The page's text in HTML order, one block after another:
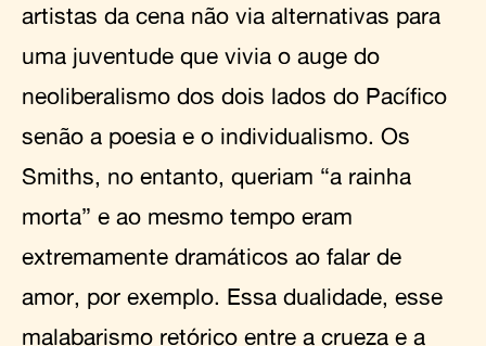
artistas da cena não via alternativas para
uma juventude que vivia o auge do
neoliberalismo dos dois lados do Pacífico
senão a poesia e o individualismo. Os
Smiths, no entanto, queriam “a rainha
morta” e ao mesmo tempo eram
extremamente dramáticos ao falar de
amor, por exemplo. Essa dualidade, esse
malabarismo retórico entre a crueza e a